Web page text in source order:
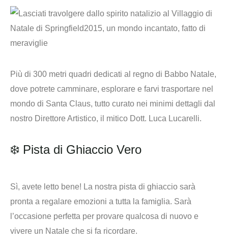
Più di 300 metri quadri dedicati al regno di Babbo Natale,
dove potrete camminare, esplorare e farvi trasportare nel
mondo di Santa Claus, tutto curato nei minimi dettagli dal
nostro Direttore Artistico, il mitico Dott. Luca Lucarelli.
❄️ Pista di Ghiaccio Vero
Sì, avete letto bene! La nostra pista di ghiaccio sarà
pronta a regalare emozioni a tutta la famiglia. Sarà
l’occasione perfetta per provare qualcosa di nuovo e
vivere un Natale che si fa ricordare.